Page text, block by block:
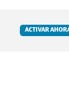
ACTIVAR